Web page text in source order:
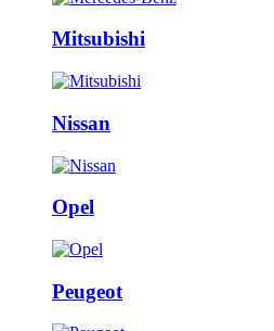
Mitsubishi
Nissan
Opel
Peugeot